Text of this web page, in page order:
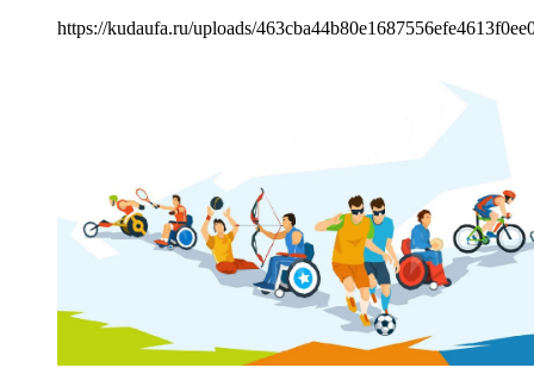
https://kudaufa.ru/uploads/